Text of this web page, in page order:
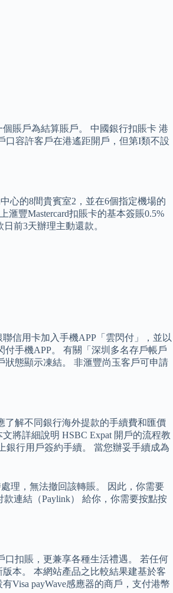
賬戶為結算賬戶。 中國銀行扣賬卡 港
口容許客戶在港遙距開戶，但第I類不設
心的8間貴賓室2，並在6個指定機場的
豐Mastercard扣賬卡的基本簽賬0.5%
前3天辦理主動還款。
信用卡加入手機APP「雲閃付」，並以
手機APP。 有關「深圳多名存戶帳戶
狀態顯示凍結。 非滙豐尚玉客戶可申請
了解不同銀行海外提款的手續費和匯價
將詳細說明 HSBC Expat 開戶的流程教
銀行用戶簽約手續。 當您辦妥手續成為
理，無法撤回該轉賬。 因此，你需要
連結（Paylink） 給你，你需要按點按
口扣賬，更兼享各種生活禮遇。 若任何
本。 本網站產品之比較結果建基於客
Visa payWave感應器的商戶，支付港幣